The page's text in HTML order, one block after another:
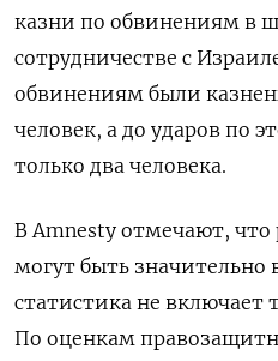
казни по обвинениям в
сотрудничестве с
обвинениям были
человек, а до ударов по
только два человека.
В Amnesty отмечают, что
могут быть значительно
статистика не включает
По оценкам